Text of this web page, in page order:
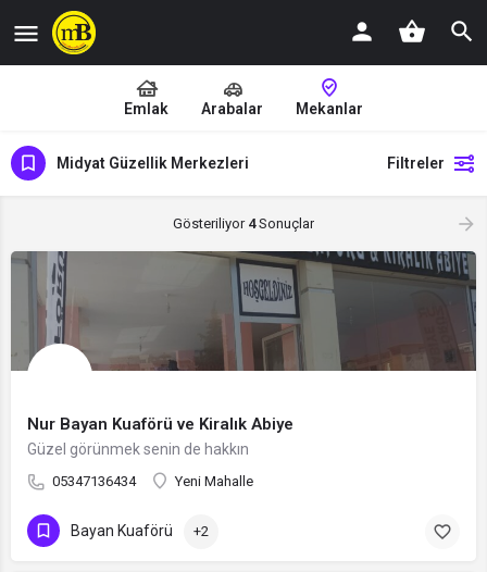
Emlak Arabalar Mekanlar
Midyat Güzellik Merkezleri Filtreler
Gösteriliyor 4Sonuçlar
Nur Bayan Kuaförü ve Kiralık Abiye
Güzel görünmek senin de hakkın
05347136434 Yeni Mahalle
Bayan Kuaförü +2